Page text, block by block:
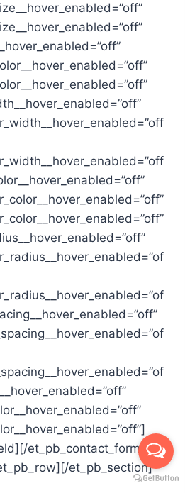
et_pb_contact_form]
et_pb_section]